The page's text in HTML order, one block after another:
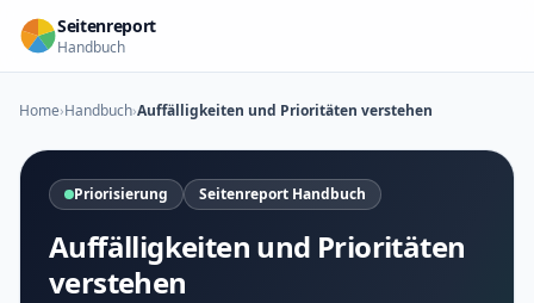
Zum Inhalt springen
Seitenreport
Handbuch
Home›Handbuch›Auffälligkeiten und Prioritäten verstehen
Priorisierung Seitenreport Handbuch
Auffälligkeiten und Prioritäten
verstehen